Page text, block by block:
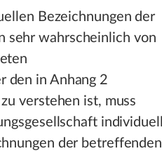
Bezeichnungen der
sehr wahrscheinlich von
den in Anhang 2
verstehen ist, muss
individuell
der betreffenden